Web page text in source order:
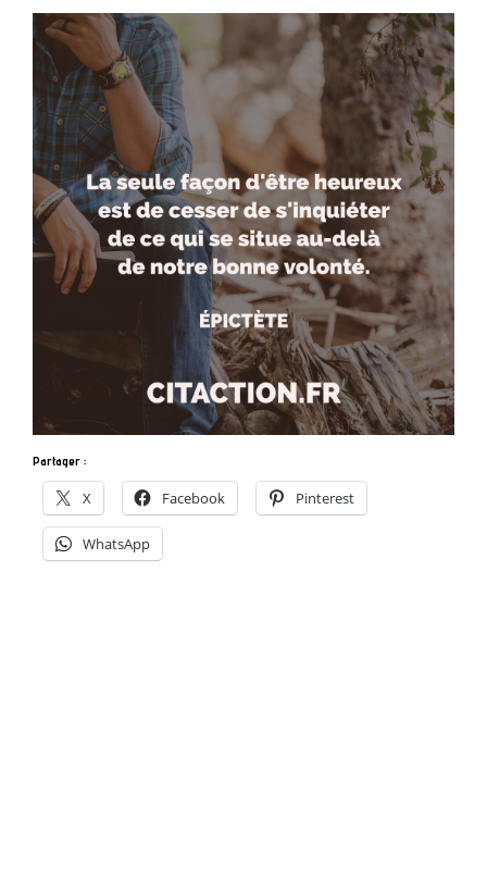
Partager :
X Facebook Pinterest
WhatsApp